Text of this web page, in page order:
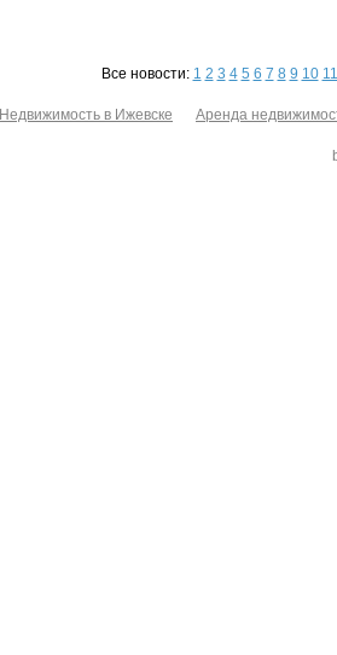
Все новости: 1 2 3 4 5 6 7 8 9 10 11
Недвижимость в Ижевске Аренда